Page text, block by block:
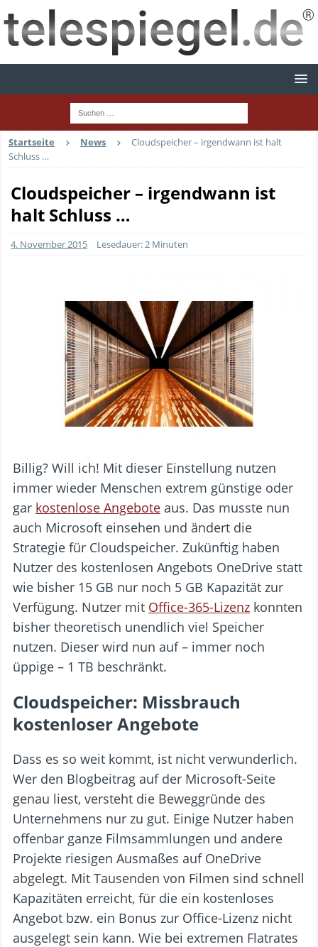
Startseite News
Cloudspeicher – irgendwann ist halt
Schluss …
Cloudspeicher – irgendwann ist
halt Schluss …
4. November 2015 Lesedauer: 2 Minuten
Billig? Will ich! Mit dieser Einstellung nutzen
immer wieder Menschen extrem günstige oder
gar kostenlose Angebote aus. Das musste nun
auch Microsoft einsehen und ändert die
Strategie für Cloudspeicher. Zukünftig haben
Nutzer des kostenlosen Angebots OneDrive statt
wie bisher 15 GB nur noch 5 GB Kapazität zur
Verfügung. Nutzer mit Office-365-Lizenz konnten
bisher theoretisch unendlich viel Speicher
nutzen. Dieser wird nun auf – immer noch
üppige – 1 TB beschränkt.
Cloudspeicher: Missbrauch
kostenloser Angebote
Dass es so weit kommt, ist nicht verwunderlich.
Wer den Blogbeitrag auf der Microsoft-Seite
genau liest, versteht die Beweggründe des
Unternehmens nur zu gut. Einige Nutzer haben
offenbar ganze Filmsammlungen und andere
Projekte riesigen Ausmaßes auf OneDrive
abgelegt. Mit Tausenden von Filmen sind schnell
Kapazitäten erreicht, für die ein kostenloses
Angebot bzw. ein Bonus zur Office-Lizenz nicht
ausgelegt sein kann. Wie bei extremen Flatrates